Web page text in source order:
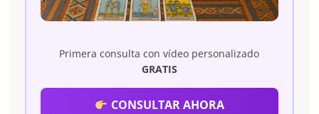
Primera consulta con vídeo personalizado
GRATIS
CONSULTAR AHORA